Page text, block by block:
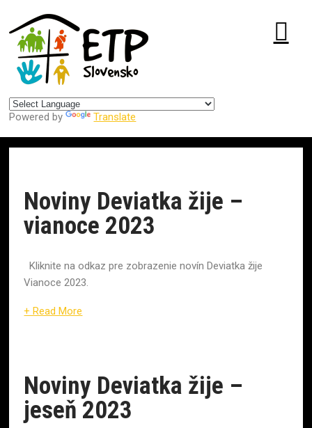
Powered by Translate
Noviny Deviatka žije –
vianoce 2023
Kliknite na odkaz pre zobrazenie novín Deviatka žije
Vianoce 2023.
+ Read More
Noviny Deviatka žije –
jeseň 2023